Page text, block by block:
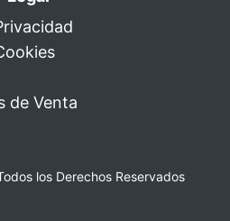
de Venta
los Derechos Reservados